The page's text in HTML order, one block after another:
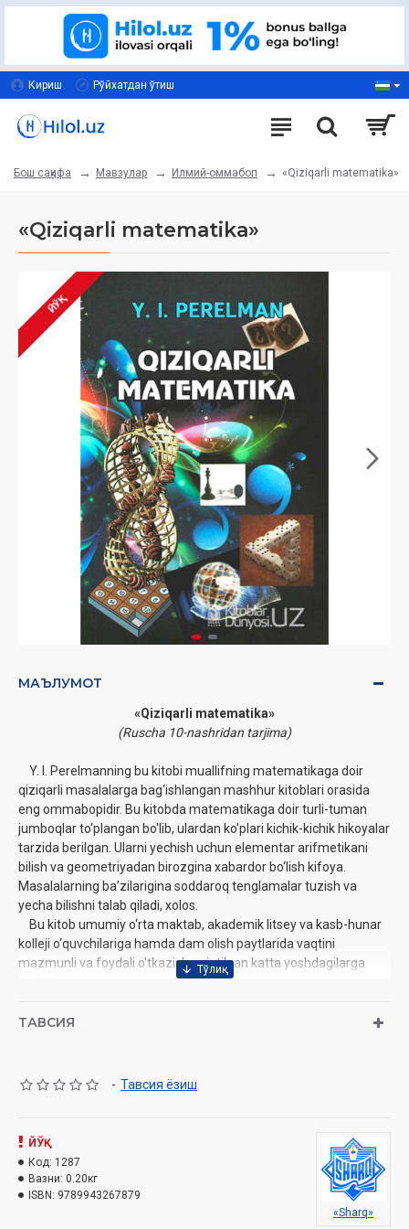
Кириш Рўйхатдан ўтиш
Бош саҳифа Мавзулар Илмий-оммабоп «Qiziqarli matematika»
«Qiziqarli matematika»
ЙЎҚ
МАЪЛУМОТ
«Qiziqarli matematika»
(Ruscha 10-nashridan tarjima)
Y. I. Perelmanning bu kitobi muallifning matematikaga doir
qiziqarli masalalarga ‎bag‘ishlangan mashhur kitoblari orasida
eng ommabopidir. Bu kitobda matematikaga doir ‎turli-tuman
jumboqlar to‘plangan bo'lib, ulardan ko'plari kichik-kichik hikoyalar
tarzida ‎berilgan. Ularni yechish uchun elementar arifmetikani
bilish va geometriyadan birozgina ‎xabardor bo‘lish kifoya.
Masalalarning ba’zilarigina soddaroq tenglamalar tuzish va
yecha ‎bilishni talab qiladi, xolos.‎
Bu kitob umumiy o‘rta maktab, akademik litsey va kasb-hunar
kolleji o‘quvchilariga hamda ‎dam olish paytlarida vaqtini
mazmunli va foydali o'tkazishga intilgan katta yoshdagilarga
Muallif:Yakov Perelman
Sanа:
2018-yil
O'lchami:
Muqovasi:
Mundarija:
ТАВСИЯ
- Тавсия ёзиш
ЙЎҚ
Код: 1287
Вазни: 0.20кг
ISBN: 9789943267879
«Sharq»